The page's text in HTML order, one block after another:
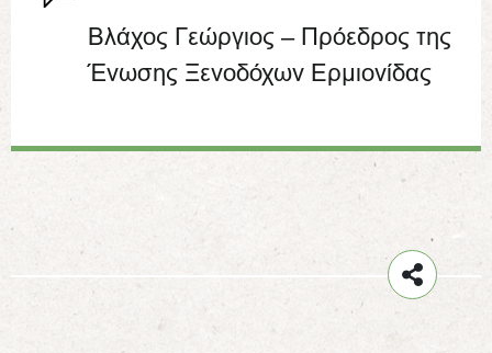
Βλάχος Γεώργιος – Πρόεδρος της
Ένωσης Ξενοδόχων Ερμιονίδας